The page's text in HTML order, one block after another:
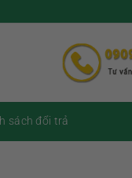
sách đổi trả